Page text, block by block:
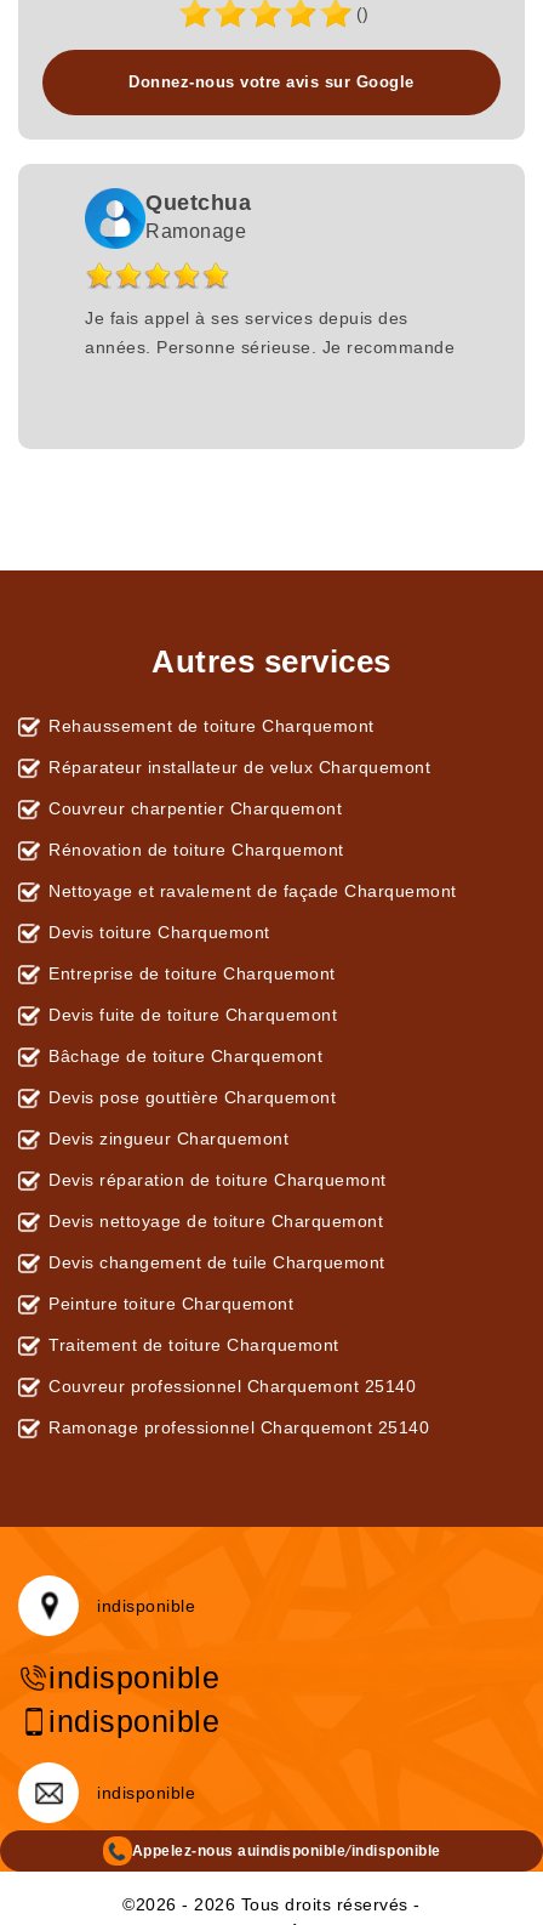
()
Donnez-nous votre avis sur Google
Quetchua
Ramonage
Je fais appel à ses services depuis des
années. Personne sérieuse. Je recommande
Autres services
Rehaussement de toiture Charquemont
Réparateur installateur de velux Charquemont
Couvreur charpentier Charquemont
Rénovation de toiture Charquemont
Nettoyage et ravalement de façade Charquemont
Devis toiture Charquemont
Entreprise de toiture Charquemont
Devis fuite de toiture Charquemont
Bâchage de toiture Charquemont
Devis pose gouttière Charquemont
Devis zingueur Charquemont
Devis réparation de toiture Charquemont
Devis nettoyage de toiture Charquemont
Devis changement de tuile Charquemont
Peinture toiture Charquemont
Traitement de toiture Charquemont
Couvreur professionnel Charquemont 25140
Ramonage professionnel Charquemont 25140
indisponible
indisponible
indisponible
indisponible
Appelez-nous auindisponible/indisponible
©2026 - 2026 Tous droits réservés -